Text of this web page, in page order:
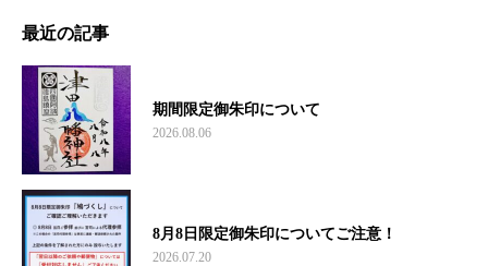
最近の記事
期間限定御朱印について
2026.08.06
8月8日限定御朱印についてご注意！
2026.07.20